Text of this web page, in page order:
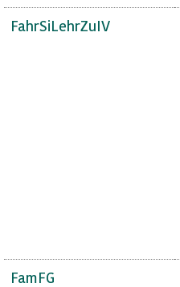
FahrSiLehrZuIV
FamFG